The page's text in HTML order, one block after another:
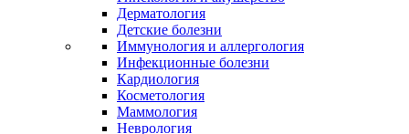
Дерматология
Детские болезни
Иммунология и аллергология
Инфекционные болезни
Кардиология
Косметология
Маммология
Неврология